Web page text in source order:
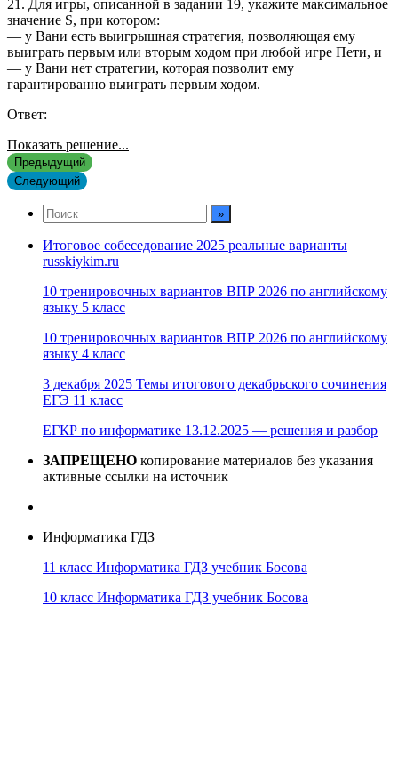
21. Для игры, описанной в задании 19, укажите максимальное
значение S, при котором:
— у Вани есть выигрышная стратегия, позволяющая ему
выиграть первым или вторым ходом при любой игре Пети, и
— у Вани нет стратегии, которая позволит ему
гарантированно выиграть первым ходом.
Ответ:
Показать решение...
Предыдущий
Следующий
Итоговое собеседование 2025 реальные варианты
russkiykim.ru
10 тренировочных вариантов ВПР 2026 по английскому
языку 5 класс
10 тренировочных вариантов ВПР 2026 по английскому
языку 4 класс
3 декабря 2025 Темы итогового декабрьского сочинения
ЕГЭ 11 класс
ЕГКР по информатике 13.12.2025 — решения и разбор
ЗАПРЕЩЕНО копирование материалов без указания
активные ссылки на источник
Информатика ГДЗ
11 класс Информатика ГДЗ учебник Босова
10 класс Информатика ГДЗ учебник Босова